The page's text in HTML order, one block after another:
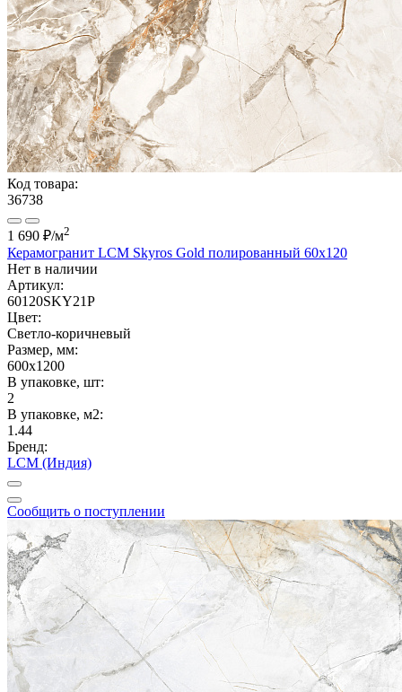
Код товара:
36738
1 690 ₽/м2
Керамогранит LCM Skyros Gold полированный 60x120
Нет в наличии
Артикул:
60120SKY21P
Цвет:
Светло-коричневый
Размер, мм:
600x1200
В упаковке, шт:
2
В упаковке, м2:
1.44
Бренд:
LCM (Индия)
Сообщить о поступлении